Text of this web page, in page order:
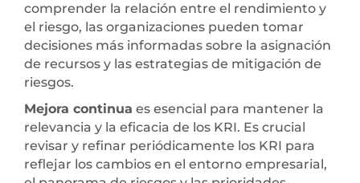
comprender la relación entre el rendimiento y
el riesgo, las organizaciones pueden tomar
decisiones más informadas sobre la asignación
de recursos y las estrategias de mitigación de
riesgos.
Mejora continua es esencial para mantener la
relevancia y la eficacia de los KRI. Es crucial
revisar y refinar periódicamente los KRI para
reflejar los cambios en el entorno empresarial,